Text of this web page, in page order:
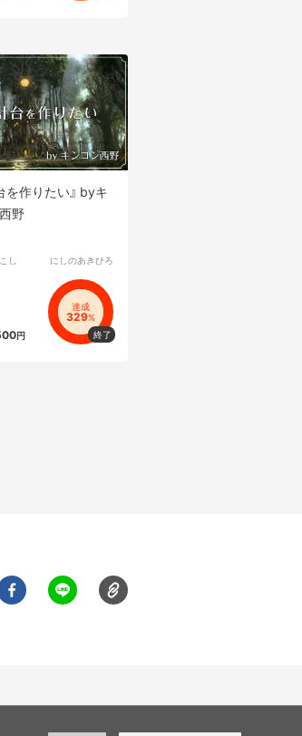
を作りたい』 byキ
野
し にしのあきひろ
円
達成
329%